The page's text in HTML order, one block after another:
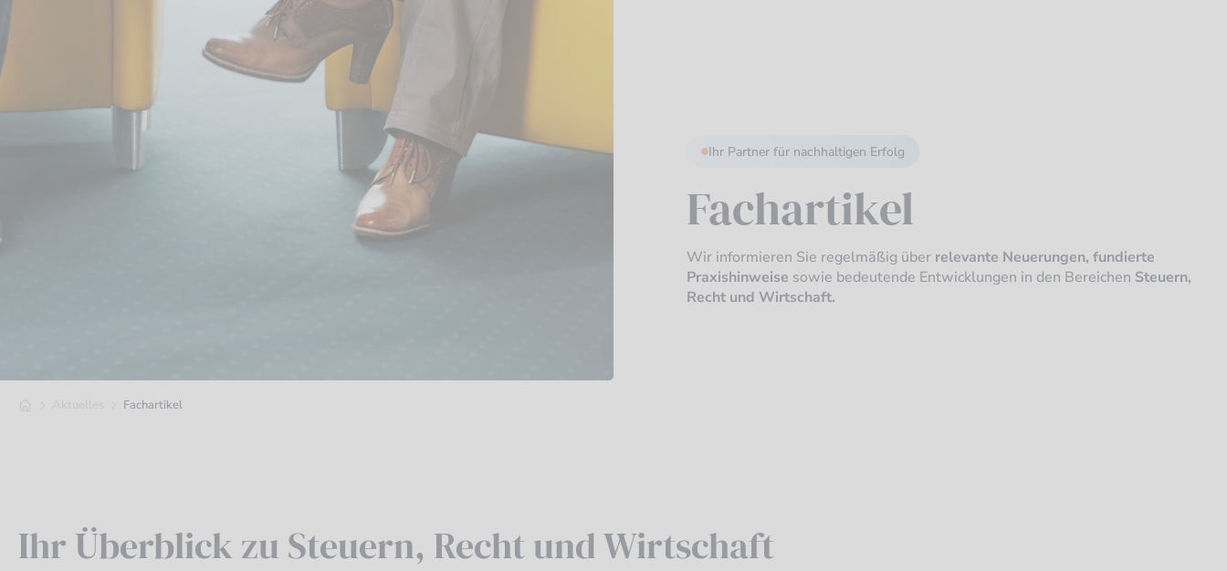
Ihr Partner für nachhaltigen Erfolg
Fachartikel
Wir informieren Sie regelmäßig über relevante Neuerungen, fundierte
Praxishinweise sowie bedeutende Entwicklungen in den Bereichen Steuern,
Recht und Wirtschaft.
Fachartikel
Ihr Überblick zu Steuern, Recht und Wirtschaft